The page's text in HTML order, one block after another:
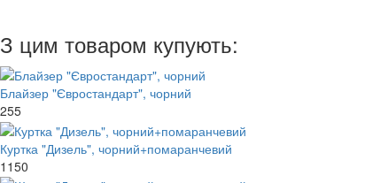
З цим товаром купують:
Блайзер "Євростандарт", чорний
255
Куртка "Дизель", чорний+помаранчевий
1150